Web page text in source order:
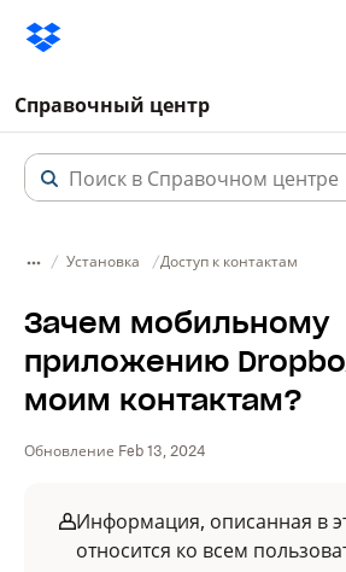
Справочный центр
Установка Доступ к контактам
Зачем мобильному
приложению
моим контактам?
Обновление Feb 13, 2024
Информация, описанная в
относится ко всем